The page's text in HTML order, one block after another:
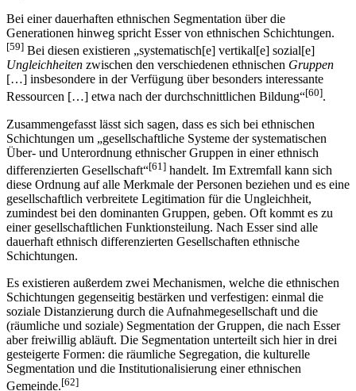
Bei einer dauerhaften ethnischen Segmentation über die
Generationen hinweg spricht Esser von ethnischen Schichtungen.
[59]Bei diesen existieren „systematisch[e] vertikal[e] sozial[e]
Ungleichheitenzwischen den verschiedenen ethnischenGruppen
[…] insbesondere in der Verfügung über besonders interessante
Zusammengefasst lässt sich sagen, dass es sich bei ethnischen
Schichtungen um „gesellschaftliche Systeme der systematischen
Über- und Unterordnung ethnischer Gruppen in einer ethnisch
differenzierten Gesellschaft“[61]handelt. Im Extremfall kann sich
diese Ordnung auf alle Merkmale der Personen beziehen und es eine
gesellschaftlich verbreitete Legitimation für die Ungleichheit,
zumindest bei den dominanten Gruppen, geben. Oft kommt es zu
einer gesellschaftlichen Funktionsteilung. Nach Esser sind alle
dauerhaft ethnisch differenzierten Gesellschaften ethnische
Es existieren außerdem zwei Mechanismen, welche die ethnischen
Schichtungen gegenseitig bestärken und verfestigen: einmal die
soziale Distanzierung durch die Aufnahmegesellschaft und die
(räumliche und soziale) Segmentation der Gruppen, die nach Esser
aber freiwillig abläuft. Die Segmentation unterteilt sich hier in drei
gesteigerte Formen: die räumliche Segregation, die kulturelle
Segmentation und die Institutionalisierung einer ethnischen